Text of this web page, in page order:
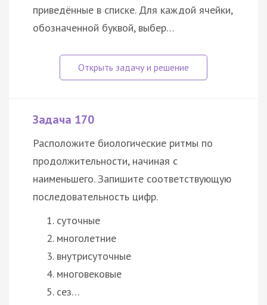
приведённые в списке. Для каждой ячейки,
обозначенной буквой, выбер…
Задача 170
Расположите биологические ритмы по
продолжительности, начиная с
наименьшего. Запишите соответствующую
последовательность цифр.
суточные
многолетние
внутрисуточные
многовековые
сез…